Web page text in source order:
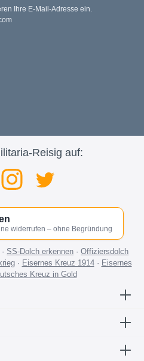
Ihre E-Mail-Adresse ein.
Reisig auf:
widerrufen – ohne Begründung
·SS-Dolch erkennen ·Offiziersdolch
· Eisernes Kreuz 1914· Eisernes
Kreuz in Gold